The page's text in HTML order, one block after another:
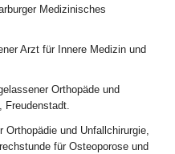
Medizinisches
Arzt für Innere Medizin und
Orthopäde und
Freudenstadt.
und Unfallchirurgie,
für Osteoporose und